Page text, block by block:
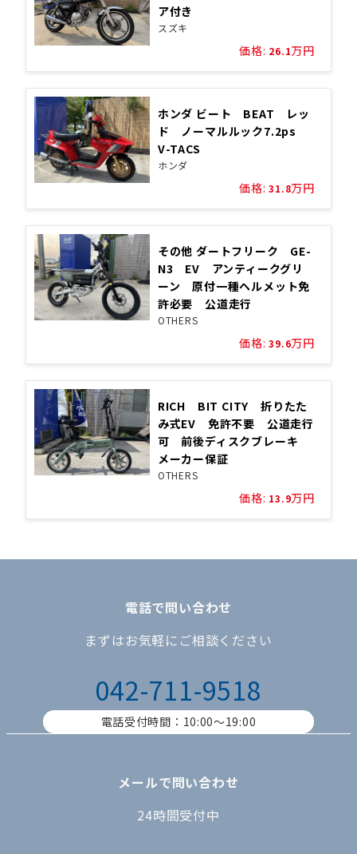
ア付き
スズキ
価格: 26.1万円
ホンダ ビート BEAT レッ
ド ノーマルルック7.2ps
V-TACS
ホンダ
価格: 31.8万円
その他 ダートフリーク GE-
N3 EV アンティークグリ
ーン 原付一種ヘルメット免
許必要 公道走行
OTHERS
価格: 39.6万円
RICH BIT CITY 折りたた
み式EV 免許不要 公道走行
可 前後ディスクブレーキ
メーカー保証
OTHERS
価格: 13.9万円
電話で問い合わせ
まずはお気軽にご相談ください
042-711-9518
電話受付時間：10:00〜19:00
メールで問い合わせ
24時間受付中